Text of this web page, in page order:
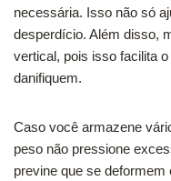
necessária. Isso não só
desperdício. Além disso,
vertical, pois isso facilita o
danifiquem.
Caso você armazene
peso não pressione
previne que se deformem